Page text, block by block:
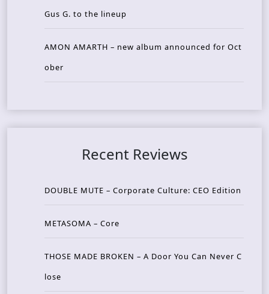
Gus G. to the lineup
AMON AMARTH – new album announced for Oct
ober
Recent Reviews
DOUBLE MUTE – Corporate Culture: CEO Edition
METASOMA – Core
THOSE MADE BROKEN – A Door You Can Never C
lose